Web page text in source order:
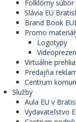
Folklórny súbor
Slávia EU
Brand Book
Promo
Logotypy
Virtuálne
Predajňa
Centrum
Služby
Aula EU v
Vydavateľstvo